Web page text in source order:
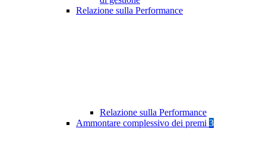
Relazione sulla Performance
Relazione sulla Performance
Ammontare complessivo dei premi 3